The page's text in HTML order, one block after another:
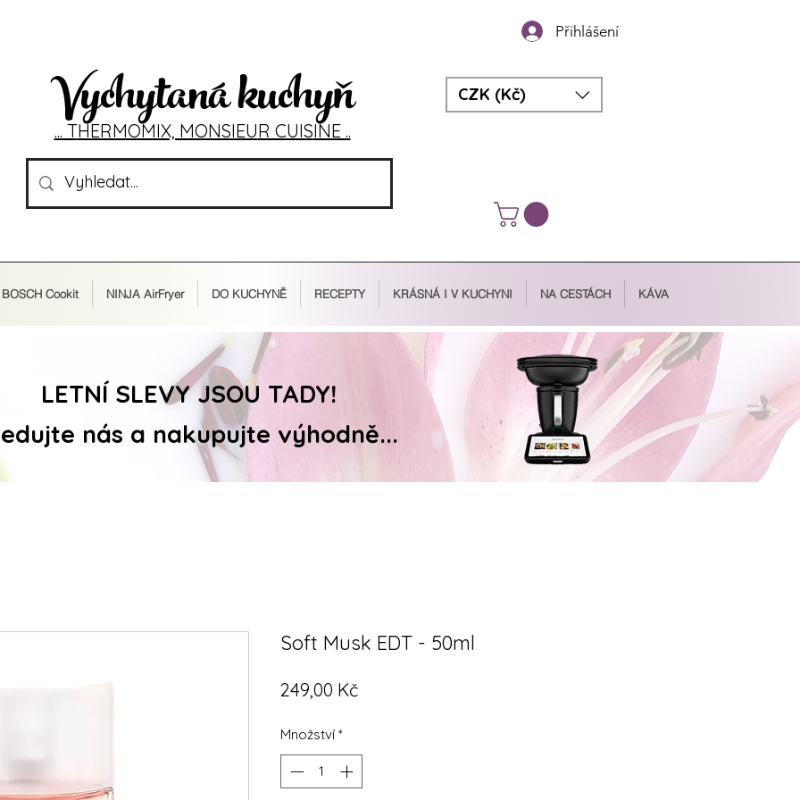
Přihlášení
Vychytaná kuchyň
... THERMOMIX, MONSIEUR CUISINE ..
CZK (Kč)
BOSCH Cookit NINJA AirFryer DO KUCHYNĚ RECEPTY KRÁSNÁ I V KUCHYNI NA CESTÁCH KÁVA
LETNÍ SLEVY JSOU TADY!
nás a nakupujte výhodně...
Soft Musk EDT - 50ml
249,00 KčCena
Množství *